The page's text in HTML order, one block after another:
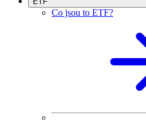
Co jsou to ETF?